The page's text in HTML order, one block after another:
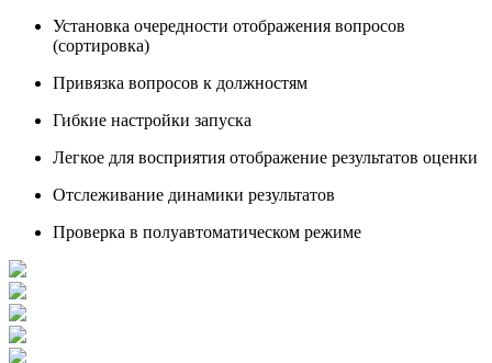
Установка очередности отображения вопросов
(сортировка)
Привязка вопросов к должностям
Гибкие настройки запуска
Легкое для восприятия отображение результатов оценки
Отслеживание динамики результатов
Проверка в полуавтоматическом режиме